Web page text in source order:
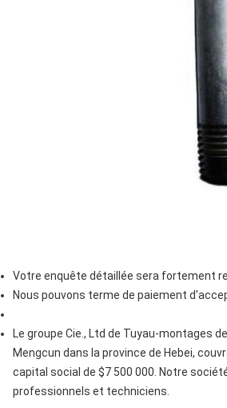
Votre enquête détaillée sera fortement
Nous pouvons terme de paiement
Le groupe Cie., Ltd de Tuyau-montages
Mengcun dans la province de Hebei,
capital social de $7 500 000. Notre
professionnels et techniciens.